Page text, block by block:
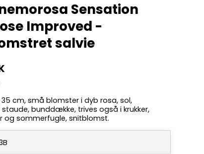
Sensation
Improved -
salvie
cm, små blomster i dyb rosa, sol,
bunddække, trives også i krukker,
og sommerfugle, snitblomst.